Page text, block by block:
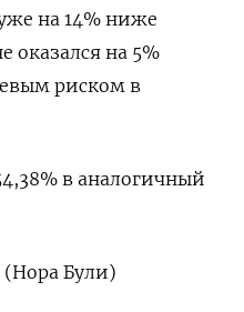
⁠на 14% ниже
оказался на 5%
риском в
в аналогичный
(Нора Були)